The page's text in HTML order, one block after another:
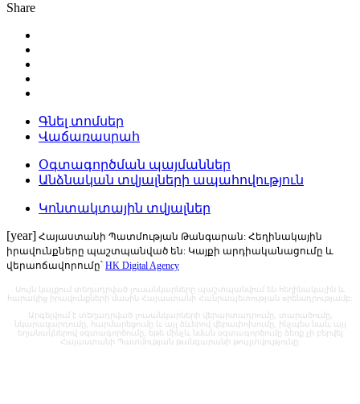
Share
Գնել տոմսեր
Վաճառասրահ
Օգտագործման պայմաններ
Անձնական տվյալների ապահովություն
Կոնտակտային տվյալներ
[year] Հայաստանի Պատմության Թանգարան: Հեղինակային
իրավունքները պաշտպանված են: Կայքի արդիականացումը և
վերաոճավորումը՝ HK Digital Agency
Սույն կայքում տեղադրված լուսանկարները պաշտպանվում են հեղինակային և
հարակից իրավունքների մասին Հայաստանի Հանրապետության օրենսդրությամբ:
Արգելվում է տեղադրված լուսանկարների վերարտադրումը, տարածումը,
նկարազարդումը, հարմարեցումը և այլ ձևերով վերափոխումը, ինչպես նաև այլ
եղանակներով օգտագործումը, եթե մինչև նման օգտագործումը ձեռք չի բերվել
Հայաստանի Պատմության թանգարանի թույլտվությունը: